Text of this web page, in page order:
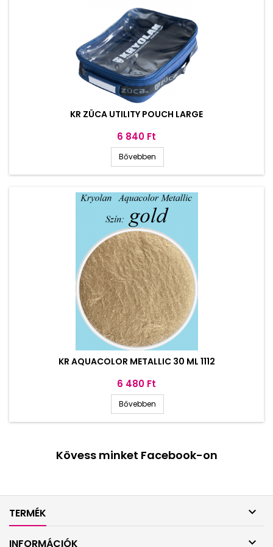
KR ZÜCA UTILITY POUCH LARGE
Ár
6 840 Ft
Bővebben
KR AQUACOLOR METALLIC 30 ML 1112
Ár
6 480 Ft
Bővebben
Kövess minket Facebook-on
TERMÉK 
INFORMÁCIÓK 